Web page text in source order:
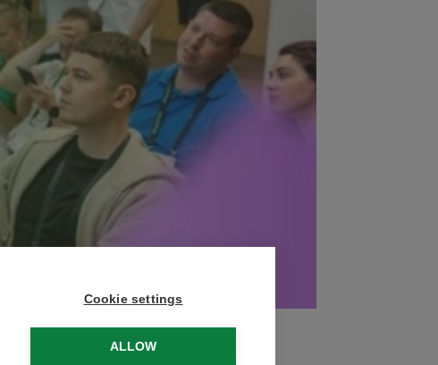
Cookie settings
ALLOW